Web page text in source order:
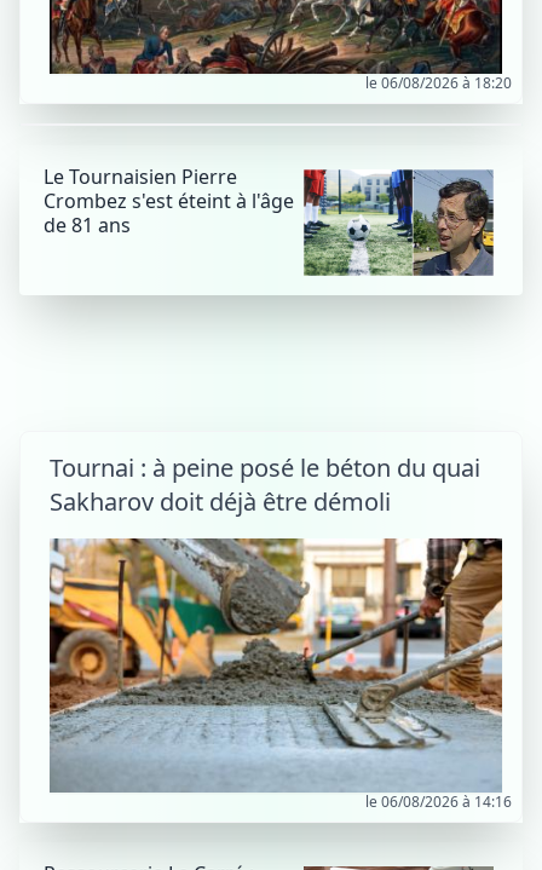
le 06/08/2026 à 18:20
Le Tournaisien Pierre
Crombez s'est éteint à l'âge
de 81 ans
Tournai : à peine posé le béton du quai
Sakharov doit déjà être démoli
le 06/08/2026 à 14:16